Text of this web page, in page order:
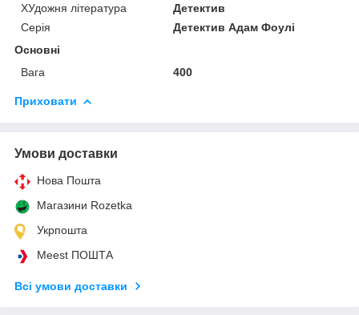
ХУдожня література
Детектив
Серія
Детектив Адам Фоулі
Основні
Вага
400
Приховати
Умови доставки
Нова Пошта
Магазини Rozetka
Укрпошта
Meest ПОШТА
Всі умови доставки